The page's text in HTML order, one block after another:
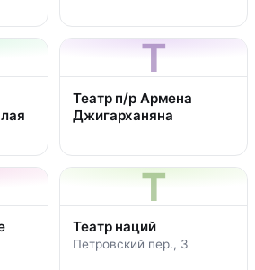
Т
Театр п/р Армена
Джигарханяна
Т
Театр наций
Петровский пер., 3